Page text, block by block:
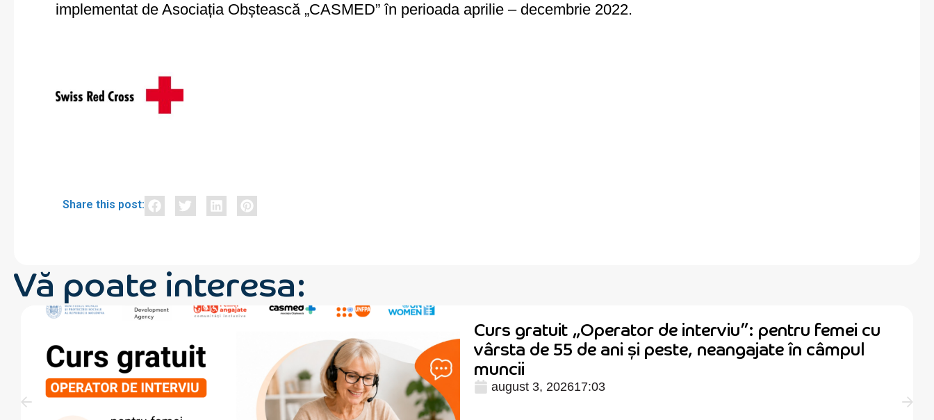
implementat de Asociația Obștească „CASMED” în perioada aprilie – decembrie 2022.
Share this post:
Vă poate interesa:
Curs gratuit „Operator de interviu”: pentru femei cu
vârsta de 55 de ani și peste, neangajate în câmpul
muncii
august 3, 202617:03